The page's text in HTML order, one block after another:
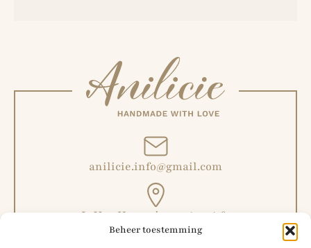
Beheer toestemming
anilicie.info@gmail.com
L. Van Hoeymissenstraat 6,
Malderen, België